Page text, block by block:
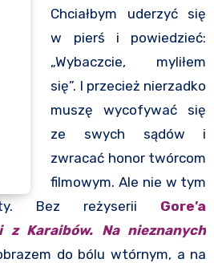
Chciałbym uderzyć się
w pierś i powiedzieć:
„Wybaczcie, myliłem
się”. I przecież nierzadko
muszę wycofywać się
ze swych sądów i
zwracać honor twórcom
filmowym. Ale nie w tym
Bez reżyserii Gore’a
z Karaibów. Na nieznanych
do bólu wtórnym, a na